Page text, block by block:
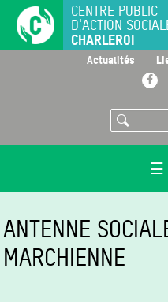
CENTRE PUBLIC
D'ACTION
CHARLEROI
Actualités
Rechercher
☰
ANTENNE
MARCHIENNE